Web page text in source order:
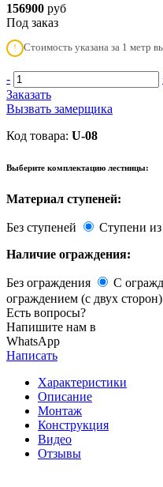
156900 руб
Под заказ
! Стоимость указана за 1 метр
-
Заказать
Вызвать замерщика
Код товара: U-08
Выберите комплектацию лестницы:
Материал ступеней:
Без ступеней
Ступени
Наличие ограждения:
Без ограждения С
ограждением (с двух сторон)
Есть вопросы?
Напишите нам в
WhatsApp
Написать
Характеристики
Описание
Монтаж
Конструкция
Видео
Отзывы